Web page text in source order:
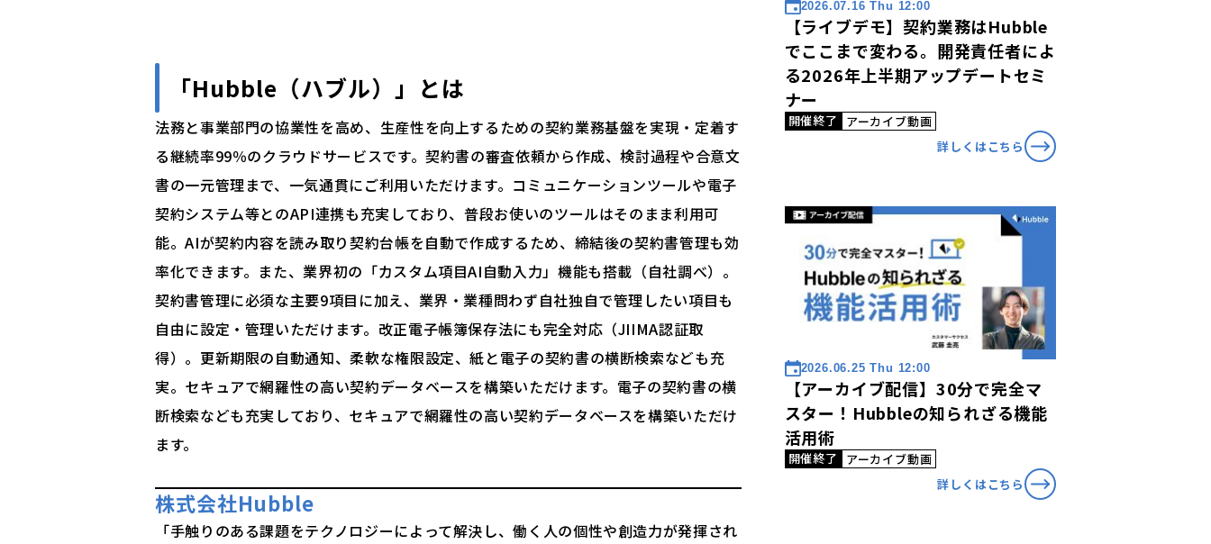
「Hubble（ハブル）」 とは
法務と事業部門の協業性を高め、生産性を向上するための契約業務基盤を実現・定着す
る継続率99％のクラウドサービスです。契約書の審査依頼から作成、検討過程や合意文
書の一元管理まで、一気通貫にご利用いただけます。コミュニケーションツールや電子
契約システム等とのAPI連携も充実しており、普段お使いのツールはそのまま利用可
能。AIが契約内容を読み取り契約台帳を自動で作成するため、締結後の契約書管理も効
率化できます。また、業界初の「カスタム項目AI自動入力」機能も搭載（自社調べ）。
契約書管理に必須な主要9項目に加え、業界・業種問わず自社独自で管理したい項目も
自由に設定・管理いただけます。改正電子帳簿保存法にも完全対応（JIIMA認証取
得）。更新期限の自動通知、柔軟な権限設定、紙と電子の契約書の横断検索なども充
実。セキュアで網羅性の高い契約データベースを構築いただけます。電子の契約書の横
断検索なども充実しており、セキュアで網羅性の高い契約データベースを構築いただけ
ます。
株式会社Hubble
「手触りのある課題をテクノロジーによって解決し、働く人の個性や創造力が発揮され
2026.07.16 Thu 12:00
【ライブデモ】契約業務はHubble
でここまで変わる。開発責任者によ
る2026年上半期アップデートセミ
ナー
開催終了
アーカイブ動画
詳しくはこちら
2026.06.25 Thu 12:00
【アーカイブ配信】30分で完全マ
スター！Hubbleの知られざる機能
活用術
開催終了
アーカイブ動画
詳しくはこちら